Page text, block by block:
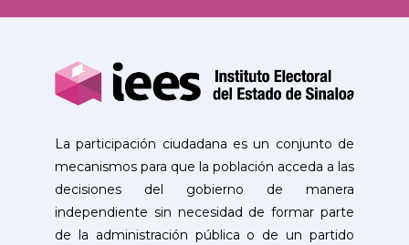
La participación ciudadana es un conjunto de
mecanismos para que la población acceda a las
decisiones del gobierno de manera
independiente sin necesidad de formar parte
de la administración pública o de un partido